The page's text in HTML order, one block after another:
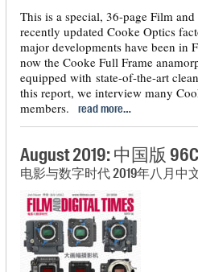
This is a special, 36-page Film
recently updated Cooke Optics
major developments have been in
now the Cooke Full Frame
equipped with state-of-the-art
this report, we interview many
members.
read more…
August 2019: 中国版 96C
电影与数字时代 2019年八月中文